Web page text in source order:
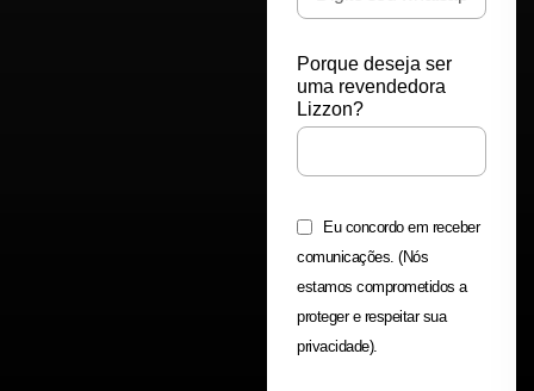
Porque deseja ser
uma revendedora
Lizzon?
Eu concordo em receber
comunicações. (Nós
estamos comprometidos a
proteger e respeitar sua
privacidade).